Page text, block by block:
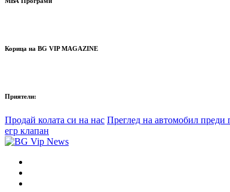
Корица на BG VIP MAGAZINE
Приятели:
Продай колата си на нас Преглед на автомобил преди
егр клапан